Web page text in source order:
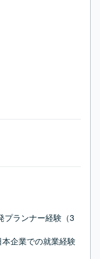
プランナー経験（3
企業での就業経験